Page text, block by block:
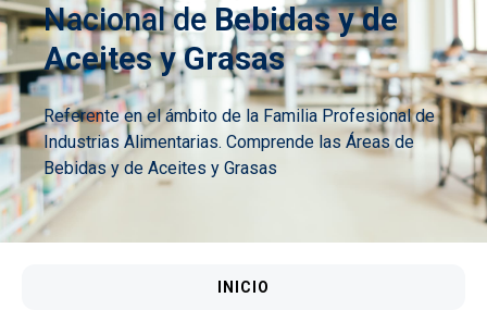
Nacional de Bebidas y de
Aceites y Grasas
Referente en el ámbito de la Familia Profesional de
Industrias Alimentarias. Comprende las Áreas de
Bebidas y de Aceites y Grasas
INICIO